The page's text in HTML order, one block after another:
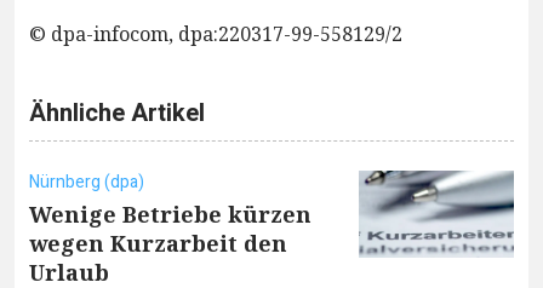
© dpa-infocom, dpa:220317-99-558129/2
Ähnliche Artikel
Nürnberg (dpa)
Wenige Betriebe kürzen
wegen Kurzarbeit den
Urlaub